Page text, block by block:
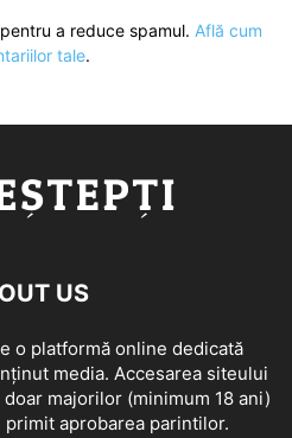
a reduce spamul. Află cum
tale.
US
o platformă online dedicată
media. Accesarea siteului
majorilor (minimum 18 ani)
aprobarea parintilor.